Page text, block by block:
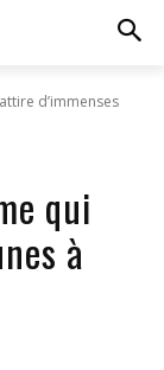
d’immenses
qui
à